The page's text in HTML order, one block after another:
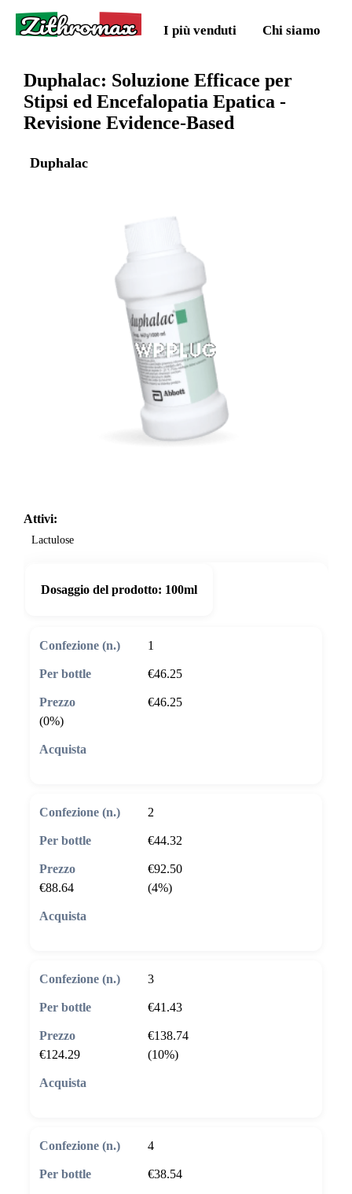
Zithromax I più venduti Chi siamo
Duphalac: Soluzione Efficace per
Stipsi ed Encefalopatia Epatica -
Revisione Evidence-Based
Duphalac
Attivi:
Lactulose
Dosaggio del prodotto: 100ml
1
€46.25
€46.25
(0%)
2
€44.32
€92.50
€88.64
(4%)
3
€41.43
€138.74
€124.29
(10%)
4
€38.54